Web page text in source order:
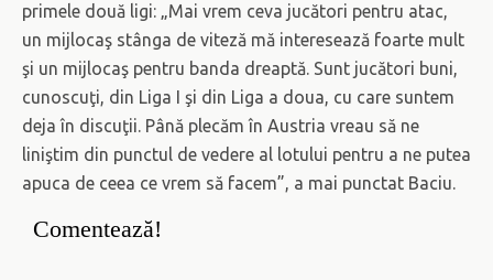
primele două ligi: „Mai vrem ceva jucători pentru atac,
un mijlocaş stânga de viteză mă interesează foarte mult
şi un mijlocaş pentru banda dreaptă. Sunt jucători buni,
cunoscuţi, din Liga I şi din Liga a doua, cu care suntem
deja în discuţii. Până plecăm în Austria vreau să ne
liniştim din punctul de vedere al lotului pentru a ne putea
apuca de ceea ce vrem să facem”, a mai punctat Baciu.
Comentează!